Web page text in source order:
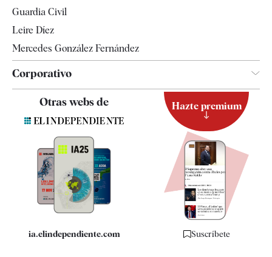
Guardia Civil
Leire Díez
Mercedes González Fernández
Corporativo
Quiénes somos
Especificaciones
Otras webs de
ia.elindependiente.com
Hazte premium
Suscríbete